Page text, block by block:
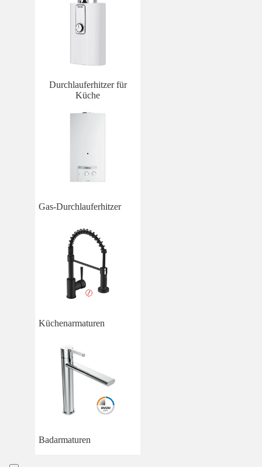
Durchlauferhitzer für
Küche
Gas-Durchlauferhitzer
Küchenarmaturen
Badarmaturen